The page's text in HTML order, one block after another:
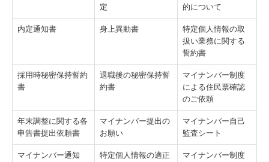
定
的について
内定通知書 ⾝上異動書
特定個人情報の取
扱い業務に関する
誓約書
採⽤時秘密保持誓約
書
退職後の秘密保持誓
約書
マイナンバー制度
による住⺠票確認
のご依頼
年末調整に関する各
申告書提出依頼書
マイナンバー提出の
お願い
マイナンバー自己
監査シート
マイナンバー通知 特定個人情報の適正 マイナンバー制度